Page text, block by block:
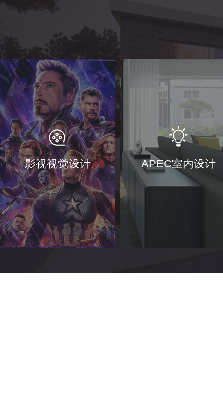
影视视觉设计 APEC室内设计